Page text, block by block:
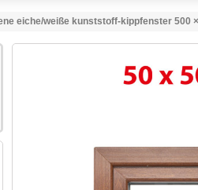
eiche/weiße kunststoff-kippfenster 500